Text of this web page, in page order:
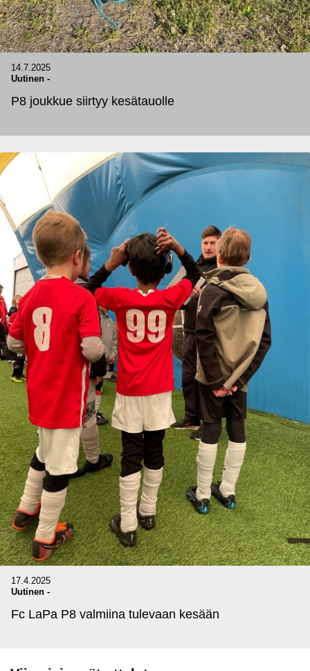
14.7.2025
Uutinen -
P8 joukkue siirtyy kesätauolle
17.4.2025
Uutinen -
Fc LaPa P8 valmiina tulevaan kesään